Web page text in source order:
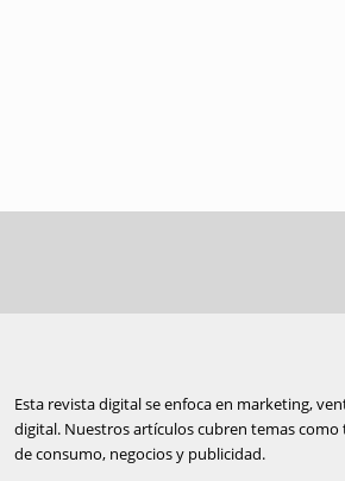
Esta revista digital se enfoca en marketing,
digital. Nuestros artículos cubren temas como
de consumo, negocios y publicidad.